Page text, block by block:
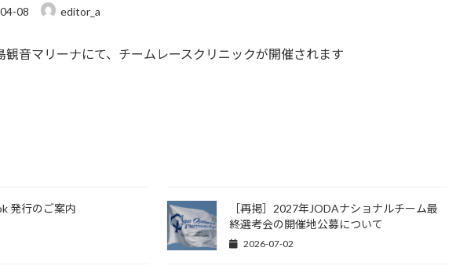
08 editor_a
観音マリーナにて、チームレースクリニックが開催されます
発行のご案内
［再掲］2027年JODAナショナルチーム最
終選考会の開催地公募について
2026-07-02